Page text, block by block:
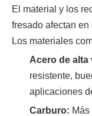
El material y los
fresado afectan
Los materiales
Acero de alta
resistente,
aplicaciones
Carburo: